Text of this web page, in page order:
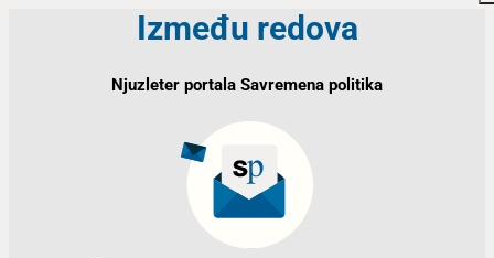
Između redova
Njuzleter portala Savremena politika